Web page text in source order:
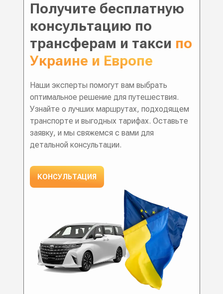
Получите бесплатную
консультацию по
трансферам и такси по
Украине и Европе
Наши эксперты помогут вам выбрать
оптимальное решение для путешествия.
Узнайте о лучших маршрутах, подходящем
транспорте и выгодных тарифах. Оставьте
заявку, и мы свяжемся с вами для
детальной консультации.
КОНСУЛЬТАЦИЯ